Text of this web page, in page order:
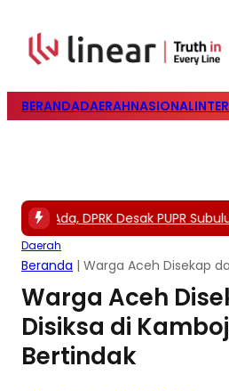
BERANDADAERAHNASIONAL
Ada, DPRK Desak PUPR
Daerah
Beranda | Warga Aceh Disekap
Warga Aceh
Disiksa di
Bertindak